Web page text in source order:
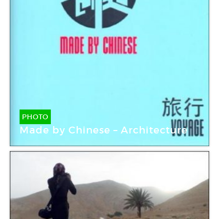
PHOTO
Made by Chinese – Architecture